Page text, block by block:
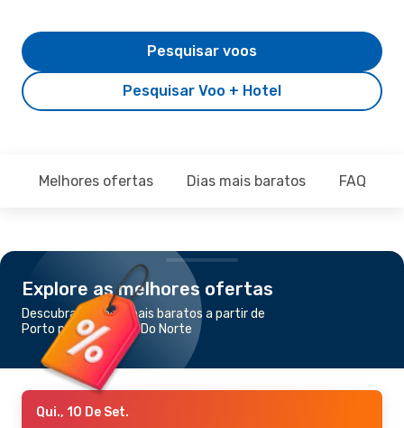
Pesquisar Voo + Hotel
Pesquisar voos
Melhores ofertas Dias mais baratos FAQ
Explore as melhores ofertas
Descubra os voos mais baratos a partir de
Porto para Juazeiro Do Norte
Qui., 10 De Set.